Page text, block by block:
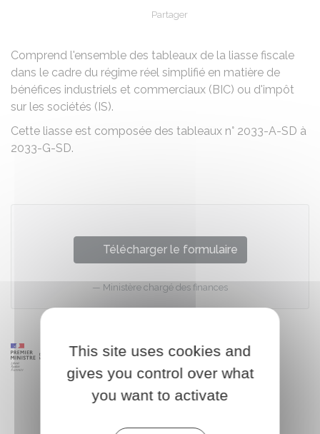
Partager
Comprend l'ensemble des tableaux de la liasse fiscale
dans le cadre du régime réel simplifié en matière de
bénéfices industriels et commerciaux (BIC) ou d'impôt
sur les sociétés (IS).
Cette liasse est composée des tableaux n° 2033-A-SD à
2033-G-SD.
Télécharger le formulaire
Ministère chargé des finances
This site uses cookies and
gives you control over what
you want to activate